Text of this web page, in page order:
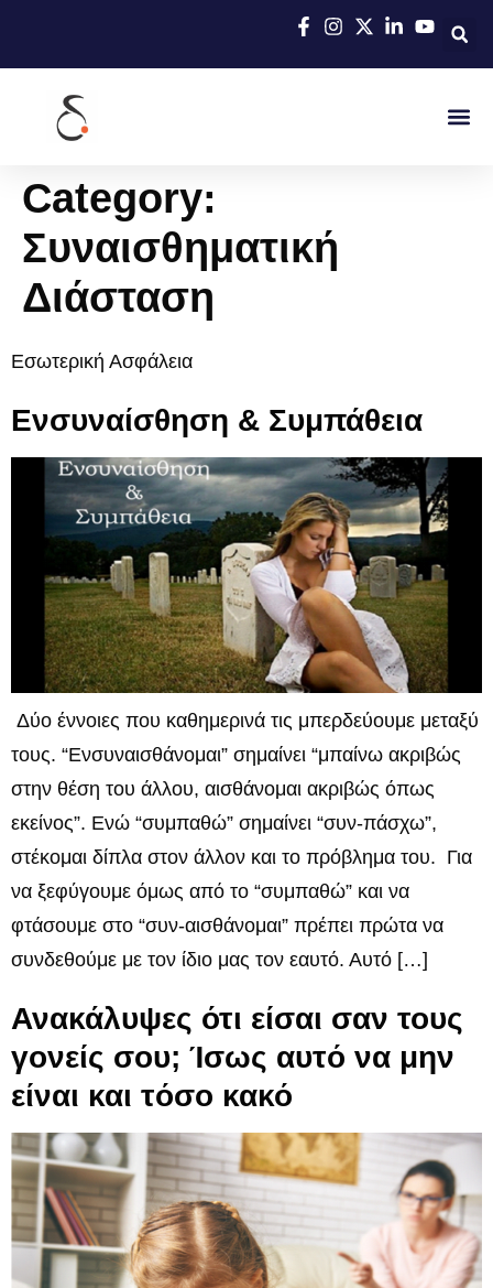
Category:
Συναισθηματική
Διάσταση
Εσωτερική Ασφάλεια
Ενσυναίσθηση & Συμπάθεια
Δύο έννοιες που καθημερινά τις μπερδεύουμε μεταξύ
τους. “Ενσυναισθάνομαι” σημαίνει “μπαίνω ακριβώς
στην θέση του άλλου, αισθάνομαι ακριβώς όπως
εκείνος”. Ενώ “συμπαθώ” σημαίνει “συν-πάσχω”,
στέκομαι δίπλα στον άλλον και το πρόβλημα του. Για
να ξεφύγουμε όμως από το “συμπαθώ” και να
φτάσουμε στο “συν-αισθάνομαι” πρέπει πρώτα να
συνδεθούμε με τον ίδιο μας τον εαυτό. Αυτό […]
Ανακάλυψες ότι είσαι σαν τους
γονείς σου; Ίσως αυτό να μην
είναι και τόσο κακό